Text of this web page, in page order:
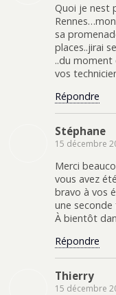
Quoi je nest
sa
places..jirai
..du
vos
Répondre
Stéphane
15 décembre
Merci
vous avez
bravo à vos
une
À bientôt
Répondre
Thierry
15 décembre